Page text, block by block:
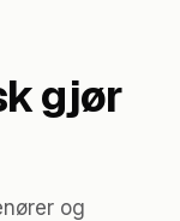
gjør
og